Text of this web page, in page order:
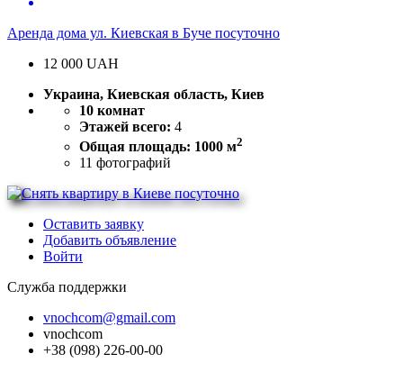
Аренда дома ул. Киевская в Буче посуточно
12 000 UAH
Украина, Киевская область, Киев
10 комнат
Этажей всего: 4
Общая площадь: 1000 м2
11 фотографий
Оставить заявку
Добавить объявление
Войти
Служба поддержки
vnochcom@gmail.com
vnochcom
+38 (098) 226-00-00